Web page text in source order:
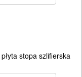
stopa szlifierska